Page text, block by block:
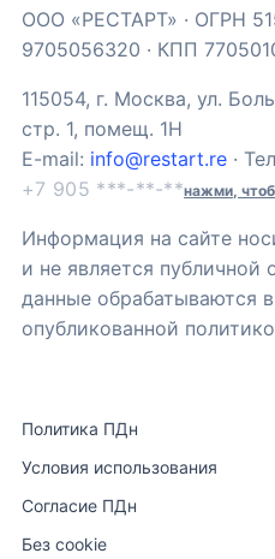
ООО «РЕСТАРТ» · ОГРН
9705056320 · КПП
115054, г. Москва, ул.
стр. 1, помещ. 1Н
E-mail: info@restart.re ·
+7 905 ***-**-**нажми,
Информация на сайте
и не является
данные обрабатываются
опубликованной
Политика ПДн
Условия использования
Согласие ПДн
Без cookie